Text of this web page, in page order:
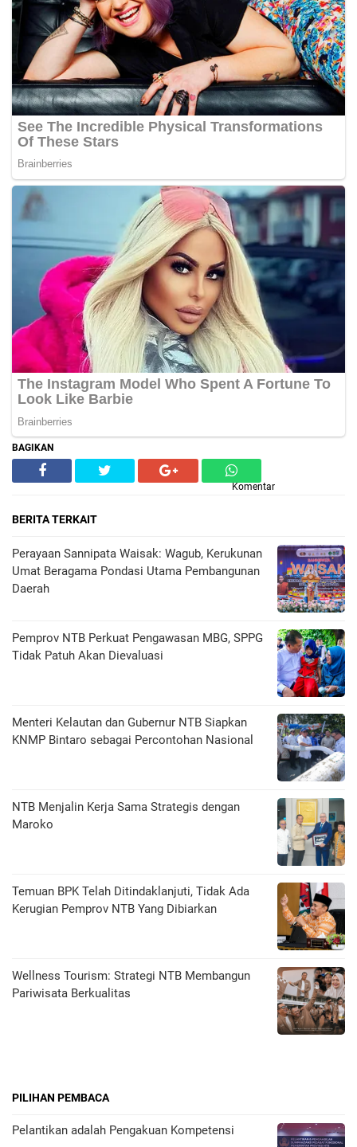
BAGIKAN
Komentar
BERITA TERKAIT
Perayaan Sannipata Waisak: Wagub, Kerukunan
Umat Beragama Pondasi Utama Pembangunan
Daerah
Pemprov NTB Perkuat Pengawasan MBG, SPPG
Tidak Patuh Akan Dievaluasi
Menteri Kelautan dan Gubernur NTB Siapkan
KNMP Bintaro sebagai Percontohan Nasional
NTB Menjalin Kerja Sama Strategis dengan
Maroko
Temuan BPK Telah Ditindaklanjuti, Tidak Ada
Kerugian Pemprov NTB Yang Dibiarkan
Wellness Tourism: Strategi NTB Membangun
Pariwisata Berkualitas
PILIHAN PEMBACA
Pelantikan adalah Pengakuan Kompetensi